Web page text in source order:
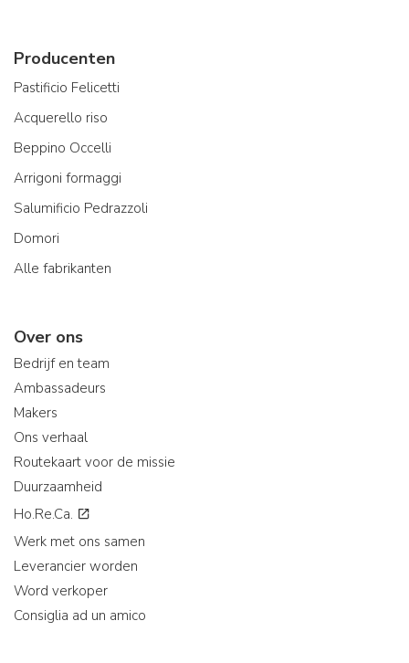
Producenten
Pastificio Felicetti
Acquerello riso
Beppino Occelli
Arrigoni formaggi
Salumificio Pedrazzoli
Domori
Alle fabrikanten
Over ons
Bedrijf en team
Ambassadeurs
Makers
Ons verhaal
Routekaart voor de missie
Duurzaamheid
Ho.Re.Ca.
Werk met ons samen
Leverancier worden
Word verkoper
Consiglia ad un amico